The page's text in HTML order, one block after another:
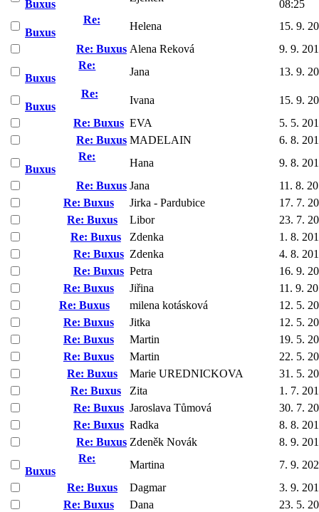
Buxus
08:25
Re:
Buxus
Helena
15. 9.
Re: Buxus Alena Reková
9. 9.
Re:
Buxus
Jana
13. 9.
Re:
Buxus
Ivana
15. 9.
Re: Buxus EVA
5. 5.
Re: Buxus MADELAIN
6. 8.
Re:
Buxus
Hana
9. 8.
Re: Buxus Jana
11. 8.
Re: Buxus
Jirka - Pardubice
17. 7.
Re: Buxus
Libor
23. 7.
Re: Buxus
Zdenka
1. 8.
Re: Buxus Zdenka
4. 8.
Re: Buxus Petra
16. 9.
Re: Buxus
Jiřina
11. 9.
Re: Buxus
milena kotásková
12. 5.
Re: Buxus
Jitka
12. 5.
Re: Buxus
Martin
19. 5.
Re: Buxus
Martin
22. 5.
Re: Buxus
Marie UREDNICKOVA
31. 5.
Re: Buxus
Zita
1. 7.
Re: Buxus Jaroslava Tůmová
30. 7.
Re: Buxus Radka
8. 8.
Re: Buxus Zdeněk Novák
8. 9.
Re:
Buxus
Martina
7. 9.
Re: Buxus
Dagmar
3. 9.
Re: Buxus
Dana
23. 5.